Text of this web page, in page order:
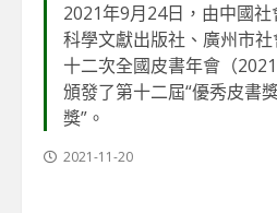
2021年9月24日，由中國
科學文獻出版社、廣州市
十二次全國皮書年會（
頒發了第十二屆“優秀皮書
獎”。
2021-11-20